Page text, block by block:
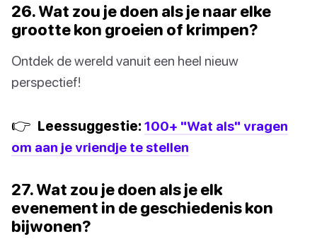
26. Wat zou je doen als je naar elke
grootte kon groeien of krimpen?
Ontdek de wereld vanuit een heel nieuw
perspectief!
👉 Leessuggestie: 100+ "Wat als" vragen
om aan je vriendje te stellen
27. Wat zou je doen als je elk
evenement in de geschiedenis kon
bijwonen?